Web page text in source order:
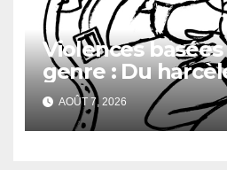
Violences
genre : Du
sexuel
AOÛT 7, 2026